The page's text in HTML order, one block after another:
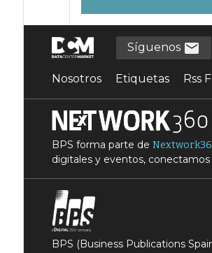
Síguenos
Nosotros Etiquetas Rss
BPS forma parte de
digitales y eventos,
BPS (Business Publications